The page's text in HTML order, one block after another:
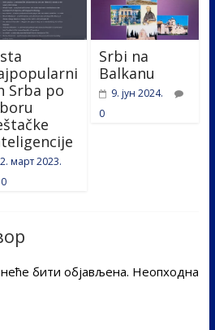
Srba po
2. март 2023.
0
Srbi na
Balkanu
9. јун 2024.
0
бити објављена. Неопходна